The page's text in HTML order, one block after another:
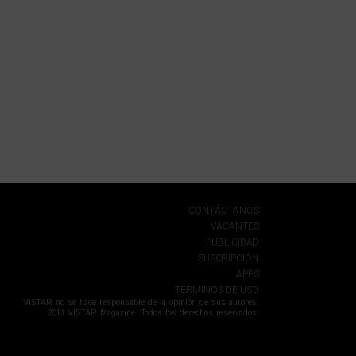
CONTÁCTANOS
VACANTES
PUBLICIDAD
SUSCRIPCIÓN
APPS
TÉRMINOS DE USO
VISTAR no se hace responsable de la opinión de sus autores.
2018 VISTAR Magazine. Todos los derechos reservados.